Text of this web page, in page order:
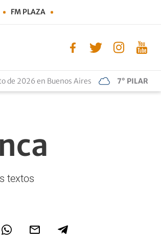
FM PLAZA
de 2026 en Buenos Aires 7° PILAR
textos